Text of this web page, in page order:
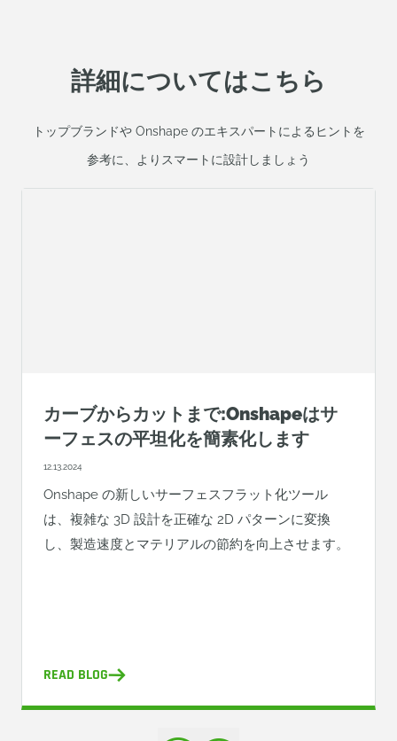
詳細についてはこちら
トップブランドや Onshape のエキスパートによるヒントを
参考に、よりスマートに設計しましょう
カーブからカットまで:Onshapeはサ
ーフェスの平坦化を簡素化します
12.13.2024
Onshape の新しいサーフェスフラット化ツール
は、複雑な 3D 設計を正確な 2D パターンに変換
し、製造速度とマテリアルの節約を向上させます。
READ BLOG